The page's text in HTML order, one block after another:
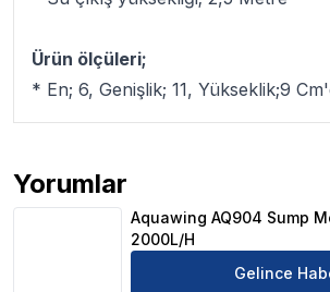
Ürün ölçüleri;
* En; 6, Genişlik; 11, Yükseklik;9
Yorumlar
Aquawing AQ904 Sump Motoru
Aquawing AQ904 Sump
2000L/H
Gelince